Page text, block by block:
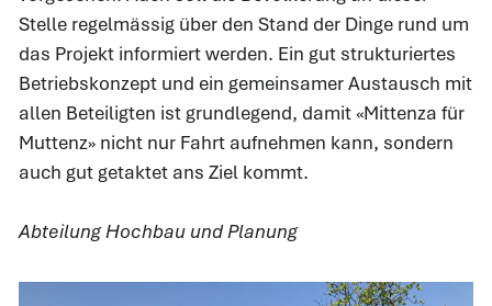
Stelle regelmässig über den Stand der Dinge rund um
das Projekt informiert werden. Ein gut strukturiertes
Betriebskonzept und ein gemeinsamer Austausch mit
allen Beteiligten ist grundlegend, damit «Mittenza für
Muttenz» nicht nur Fahrt aufnehmen kann, sondern
auch gut getaktet ans Ziel kommt.
Abteilung Hochbau und Planung